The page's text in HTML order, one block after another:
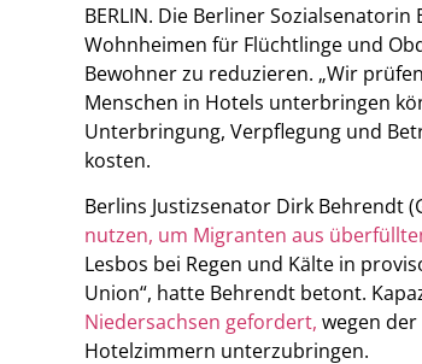
BERLIN. Die Berliner
Wohnheimen für Flüchtlinge und
Bewohner zu reduzieren. „Wir
Menschen in Hotels unterbringen
Unterbringung, Verpflegung und
kosten.
Berlins Justizsenator Dirk Behrendt
nutzen, um Migranten aus
Lesbos bei Regen und Kälte in
Union“, hatte Behrendt betont.
Niedersachsen gefordert, wegen
Hotelzimmern unterzubringen.